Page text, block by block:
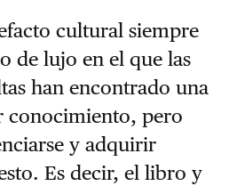
cultural siempre
de lujo en el que las
han encontrado una
conocimiento, pero
y adquirir
Es decir, el libro y